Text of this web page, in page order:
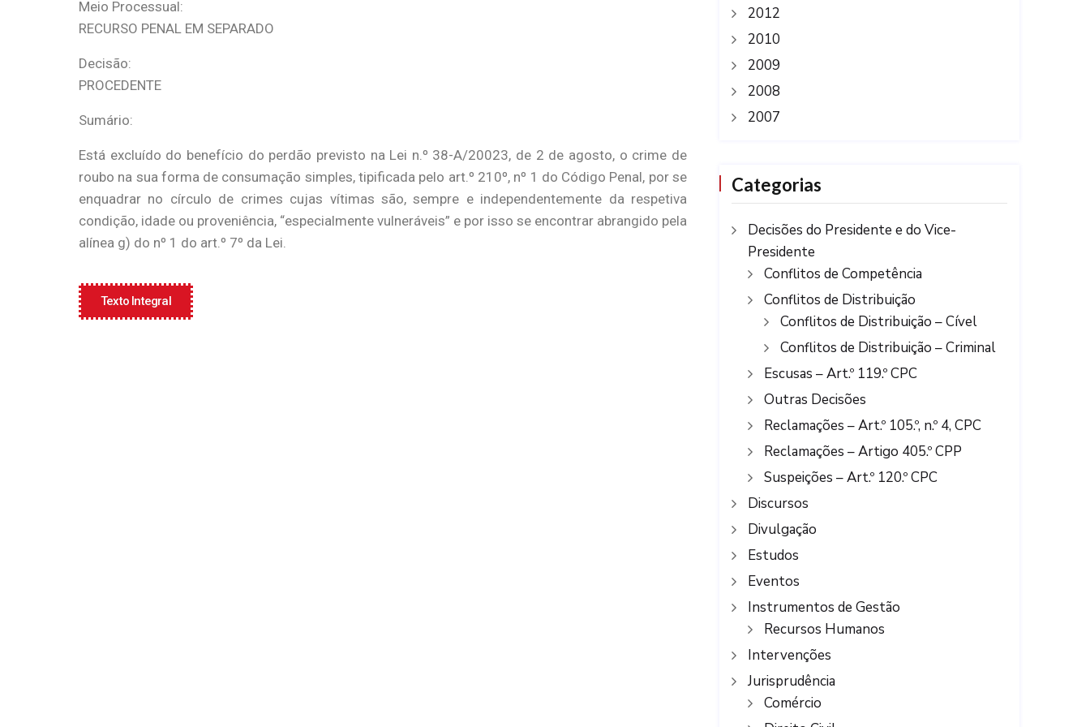
Meio Processual:
RECURSO PENAL EM SEPARADO
Decisão:
PROCEDENTE
Sumário:
Está excluído do benefício do perdão previsto na Lei n.º 38-A/20023, de 2 de agosto, o crime de
roubo na sua forma de consumação simples, tipificada pelo art.º 210º, nº 1 do Código Penal, por se
enquadrar no círculo de crimes cujas vítimas são, sempre e independentemente da respetiva
condição, idade ou proveniência, “especialmente vulneráveis” e por isso se encontrar abrangido pela
alínea g) do nº 1 do art.º 7º da Lei.
Texto Integral
2012
2010
2009
2008
2007
Categorias
Decisões do Presidente e do Vice-
Presidente
Conflitos de Competência
Conflitos de Distribuição
Conflitos de Distribuição – Cível
Conflitos de Distribuição – Criminal
Escusas – Art.º 119.º CPC
Outras Decisões
Reclamações – Art.º 105.º, n.º 4, CPC
Reclamações – Artigo 405.º CPP
Suspeições – Art.º 120.º CPC
Discursos
Divulgação
Estudos
Eventos
Instrumentos de Gestão
Recursos Humanos
Intervenções
Jurisprudência
Comércio